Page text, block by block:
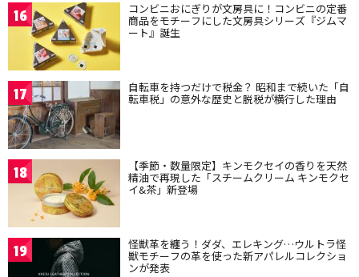
16 コンビニおにぎりが文房具に！コンビニの定番
商品をモチーフにした文房具シリーズ『ジムマ
ート』誕生
17 自転車を持つだけで税金？ 昭和まで続いた「自
転車税」の意外な歴史と脱税が横行した理由
18 【季節・数量限定】キンモクセイの香りを天然
精油で再現した「スチームクリーム キンモクセ
イ&茶」新登場
19 怪獣革を纏う！ダダ、エレキング…ウルトラ怪
獣モチーフの革を使った新アパレルコレクショ
ンが発表